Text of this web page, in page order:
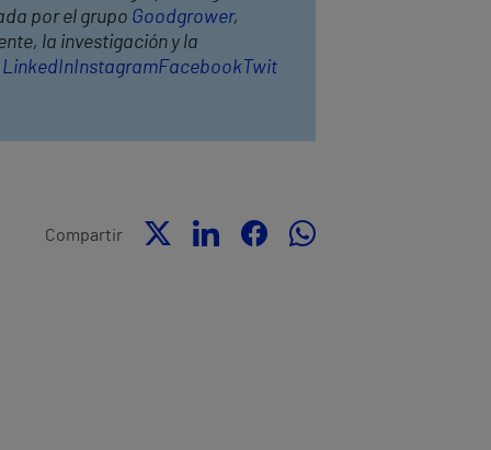
por el grupo Goodgrower,
la investigación y la
LinkedInInstagramFacebook Twit
Compartir